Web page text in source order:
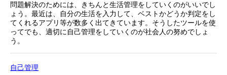
問題解決のためには、きちんと生活管理をしていくのがいいでし
ょう。最近は、自分の生活を入力して、ベストかどうか判定をし
てくれるアプリ等が数多く出てきています。そうしたツールを使
ってでも、適切に自己管理をしていくのが社会人の努めでしょ
う。
自己管理